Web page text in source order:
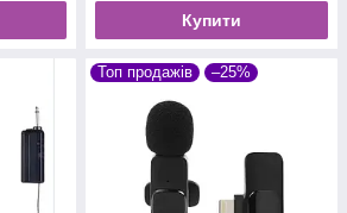
Купити
Топ продажів –25%